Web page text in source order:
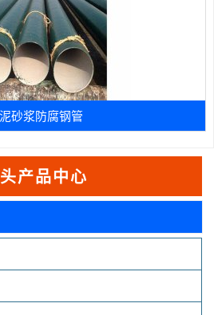
砂浆防腐钢管
产品中心